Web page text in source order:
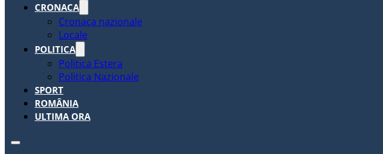
CRONACA
Cronaca nazionale
Locale
POLITICA
Politica Estera
Politica Nazionale
SPORT
ROMÂNIA
ULTIMA ORA